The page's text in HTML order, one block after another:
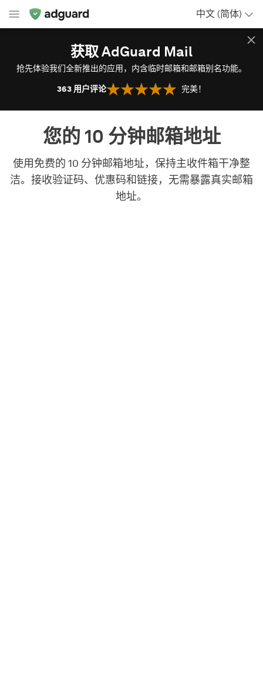
中文 (简体)
获取 AdGuard Mail
抢先体验我们全新推出的应用，内含临时邮箱和邮箱别名功能。
363 用户评论 完美！
您的 10 分钟邮箱地址
使用免费的 10 分钟邮箱地址，保持主收件箱干净整
洁。接收验证码、优惠码和链接，无需暴露真实邮箱
地址。